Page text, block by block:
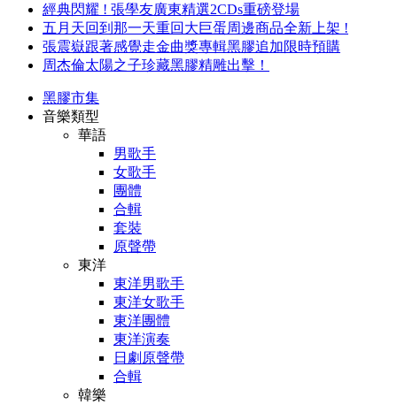
經典閃耀 ! 張學友廣東精選2CDs重磅登場
五月天回到那一天重回大巨蛋周邊商品全新上架 !
張震嶽跟著感覺走金曲獎專輯黑膠追加限時預購
周杰倫太陽之子珍藏黑膠精雕出擊！
黑膠市集
音樂類型
華語
男歌手
女歌手
團體
合輯
套裝
原聲帶
東洋
東洋男歌手
東洋女歌手
東洋團體
東洋演奏
日劇原聲帶
合輯
韓樂